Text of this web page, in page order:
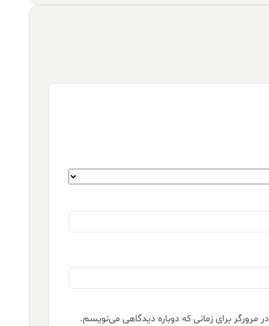
مرورگر برای زمانی که دوباره دیدگاهی می‌نویسم.